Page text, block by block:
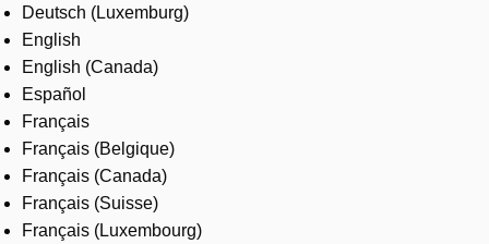
Contact us
Careers
Deutsch (Luxemburg)
English
English (Canada)
Español
Français
Français (Belgique)
Français (Canada)
Français (Suisse)
Français (Luxembourg)